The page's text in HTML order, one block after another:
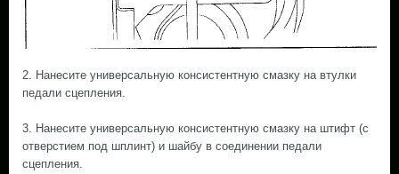
2. Нанесите универсальную консистентную смазку на втулки
педали сцепления.
3. Нанесите универсальную консистентную смазку на штифт (с
отверстием под шплинт) и шайбу в соединении педали
сцепления.